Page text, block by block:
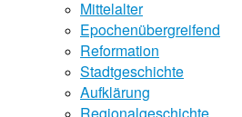
Mittelalter
Epochenübergreifend
Reformation
Stadtgeschichte
Aufklärung